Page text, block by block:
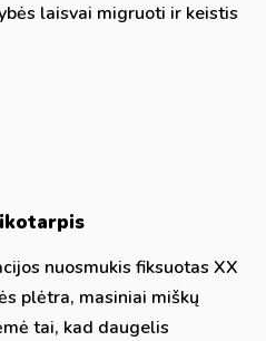
laisvai migruoti ir keistis
nuosmukis fiksuotas XX
plėtra, masiniai miškų
tai, kad daugelis